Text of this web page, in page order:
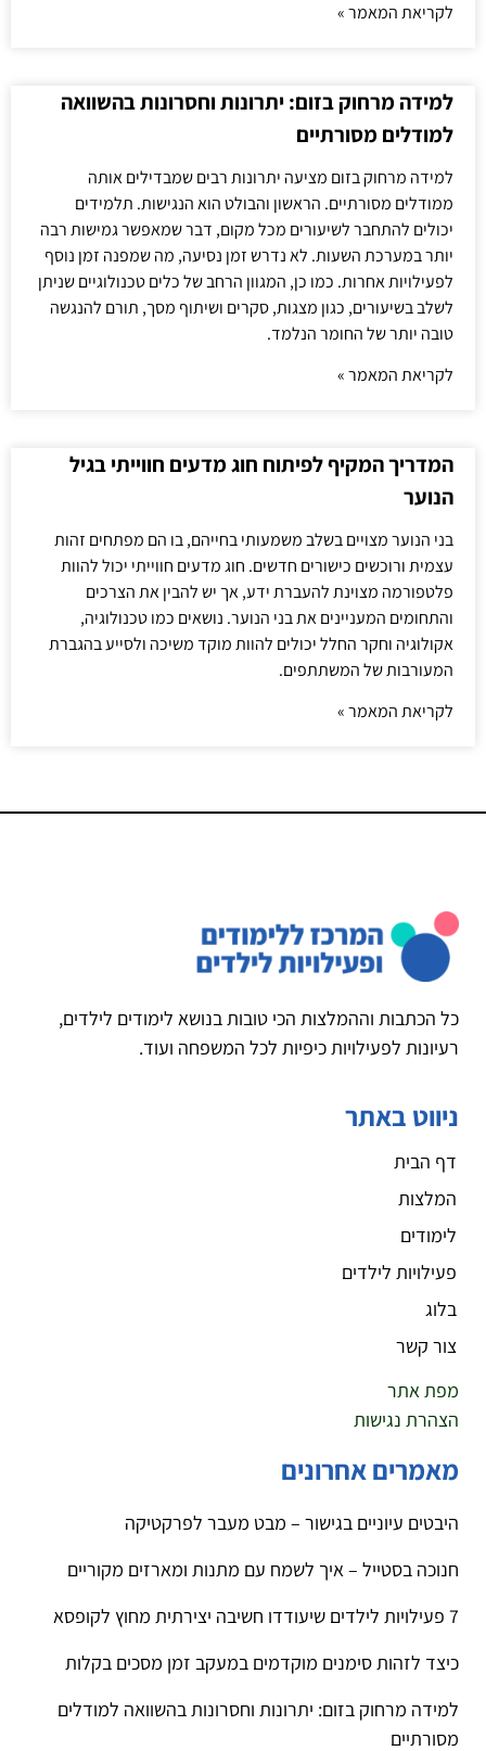
לקריאת המאמר »
למידה מרחוק בזום: יתרונות וחסרונות בהשוואה
למודלים מסורתיים
למידה מרחוק בזום מציעה יתרונות רבים שמבדילים אותה
ממודלים מסורתיים. הראשון והבולט הוא הנגישות. תלמידים
יכולים להתחבר לשיעורים מכל מקום, דבר שמאפשר גמישות רבה
יותר במערכת השעות. לא נדרש זמן נסיעה, מה שמפנה זמן נוסף
לפעילויות אחרות. כמו כן, המגוון הרחב של כלים טכנולוגיים שניתן
לשלב בשיעורים, כגון מצגות, סקרים ושיתוף מסך, תורם להנגשה
טובה יותר של החומר הנלמד.
לקריאת המאמר »
המדריך המקיף לפיתוח חוג מדעים חווייתי בגיל
הנוער
בני הנוער מצויים בשלב משמעותי בחייהם, בו הם מפתחים זהות
עצמית ורוכשים כישורים חדשים. חוג מדעים חווייתי יכול להוות
פלטפורמה מצוינת להעברת ידע, אך יש להבין את הצרכים
והתחומים המעניינים את בני הנוער. נושאים כמו טכנולוגיה,
אקולוגיה וחקר החלל יכולים להוות מוקד משיכה ולסייע בהגברת
המעורבות של המשתתפים.
לקריאת המאמר »
כל הכתבות וההמלצות הכי טובות בנושא לימודים לילדים,
רעיונות לפעילויות כיפיות לכל המשפחה ועוד.
ניווט באתר
דף הבית
המלצות
לימודים
פעילויות לילדים
בלוג
צור קשר
מפת אתר
הצהרת נגישות
מאמרים אחרונים
היבטים עיוניים בגישור – מבט מעבר לפרקטיקה
חנוכה בסטייל – איך לשמח עם מתנות ומארזים מקוריים
7 פעילויות לילדים שיעודדו חשיבה יצירתית מחוץ לקופסא
כיצד לזהות סימנים מוקדמים במעקב זמן מסכים בקלות
למידה מרחוק בזום: יתרונות וחסרונות בהשוואה למודלים
מסורתיים